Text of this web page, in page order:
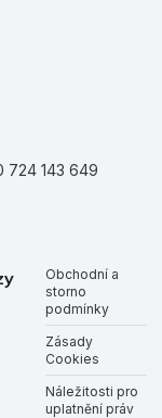
724 143 649
Obchodní a
storno
podmínky
Zásady
Cookies
Náležitosti pro
uplatnění práv